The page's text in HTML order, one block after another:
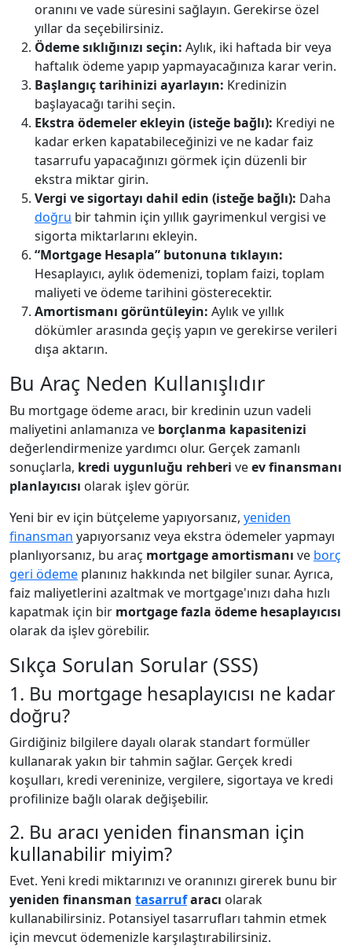
oranını ve vade süresini sağlayın. Gerekirse özel
yıllar da seçebilirsiniz.
Ödeme sıklığınızı seçin: Aylık, iki haftada bir veya
haftalık ödeme yapıp yapmayacağınıza karar verin.
Başlangıç tarihinizi ayarlayın: Kredinizin
başlayacağı tarihi seçin.
Ekstra ödemeler ekleyin (isteğe bağlı): Krediyi ne
kadar erken kapatabileceğinizi ve ne kadar faiz
tasarrufu yapacağınızı görmek için düzenli bir
ekstra miktar girin.
Vergi ve sigortayı dahil edin (isteğe bağlı): Daha
doğru bir tahmin için yıllık gayrimenkul vergisi ve
sigorta miktarlarını ekleyin.
“Mortgage Hesapla” butonuna tıklayın:
Hesaplayıcı, aylık ödemenizi, toplam faizi, toplam
maliyeti ve ödeme tarihini gösterecektir.
Amortismanı görüntüleyin: Aylık ve yıllık
dökümler arasında geçiş yapın ve gerekirse verileri
dışa aktarın.
Bu Araç Neden Kullanışlıdır
Bu mortgage ödeme aracı, bir kredinin uzun vadeli
maliyetini anlamanıza ve borçlanma kapasitenizi
değerlendirmenize yardımcı olur. Gerçek zamanlı
sonuçlarla, kredi uygunluğu rehberi veev finansmanı
planlayıcısı olarak işlev görür.
Yeni bir ev için bütçeleme yapıyorsanız, yeniden
finansman yapıyorsanız veya ekstra ödemeler yapmayı
planlıyorsanız, bu araç mortgage amortismanı ve borç
geri ödeme planınız hakkında net bilgiler sunar. Ayrıca,
faiz maliyetlerini azaltmak ve mortgage'ınızı daha hızlı
kapatmak için bir mortgage fazla ödeme hesaplayıcısı
olarak da işlev görebilir.
Sıkça Sorulan Sorular (SSS)
1. Bu mortgage hesaplayıcısı ne kadar
doğru?
Girdiğiniz bilgilere dayalı olarak standart formüller
kullanarak yakın bir tahmin sağlar. Gerçek kredi
koşulları, kredi vereninize, vergilere, sigortaya ve kredi
profilinize bağlı olarak değişebilir.
2. Bu aracı yeniden finansman için
kullanabilir miyim?
Evet. Yeni kredi miktarınızı ve oranınızı girerek bunu bir
yeniden finansman tasarrufaracı olarak
kullanabilirsiniz. Potansiyel tasarrufları tahmin etmek
için mevcut ödemenizle karşılaştırabilirsiniz.